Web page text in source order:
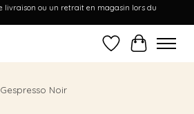
livraison ou un retrait en magasin lors du
Liste dePanier
Noir